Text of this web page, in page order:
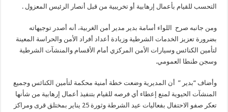
التحسب للقيام بأعمال إرهابية أو تخريبية من قبل أنصار الرئيس المعزول .
ومن جانبه صرح اللواء أسامة بدير مدير أمن الغربية، أنه أصدر توجيهاته
بضرورة تعزيز الخدمات الشرطية وزيادة أعداد أفراد الأمن والحراسة المعينة
لتأمين الكنائس وسيارات الأمن المركزي أمام الأقسام والمنشآت الشرطية
وسجن طنطا العمومي.
وأضاف “بدير ” أن المديرية وضعت خطة أمنية محكمة لتأمين الكنائس وجميع
المنشآت الحيوية لمنع إعطاء أي فرصه للقيام بتنفيذ أعمال إرهابية من شأنها
تعكر صفو الاحتفال بفعاليات عيد الشرطة وثورة 25 يناير بمختلق قرى ومراكز